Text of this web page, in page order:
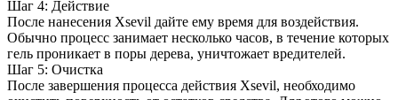
Шаг 4: Действие
После нанесения Xsevil дайте ему время для воздействия.
Обычно процесс занимает несколько часов, в течение которых
гель проникает в поры дерева, уничтожает вредителей.
Шаг 5: Очистка
После завершения процесса действия Xsevil, необходимо